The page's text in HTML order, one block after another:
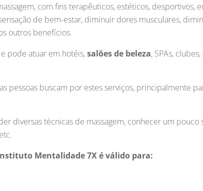
com fins terapêuticos, estéticos, desportivos,
de bem-estar, diminuir dores musculares,
outros benefícios.
pode atuar em hotéis,salões de beleza, SPAs,
pessoas buscam por estes serviços, principalmente
diversas técnicas de massagem, conhecer um pouco
Mentalidade 7X é válido para: